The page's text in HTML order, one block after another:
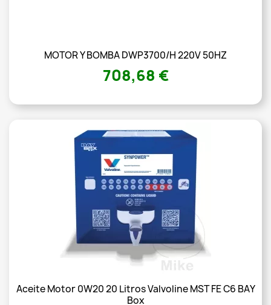
MOTOR Y BOMBA DWP3700/H 220V 50HZ
708,68 €
Aceite Motor 0W20 20 Litros Valvoline MST FE C6 BAY
Box